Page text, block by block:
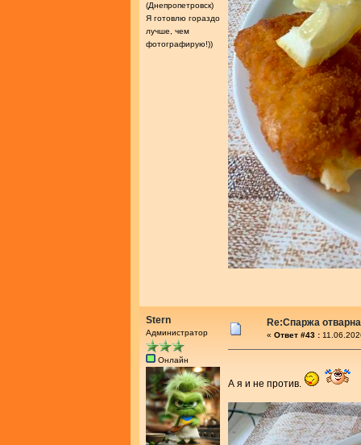
(Днепропетровск)
Я готовлю гораздо
лучше, чем
фотографирую!))
Stern
Администратор
Онлайн
Re:Спаржа
« Ответ #43 :
А я и не против.